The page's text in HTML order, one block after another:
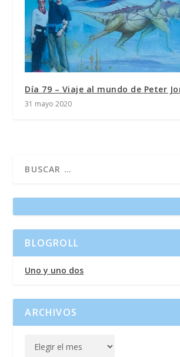
Día 79 – Viaje al mundo de Peter
31 mayo 2020
BLOGROLL
Uno y uno dos
ARCHIVOS